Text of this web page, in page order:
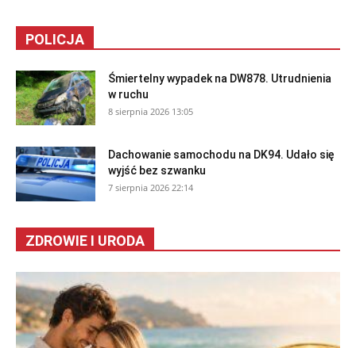
POLICJA
Śmiertelny wypadek na DW878. Utrudnienia
w ruchu
8 sierpnia 2026 13:05
Dachowanie samochodu na DK94. Udało się
wyjść bez szwanku
7 sierpnia 2026 22:14
ZDROWIE I URODA